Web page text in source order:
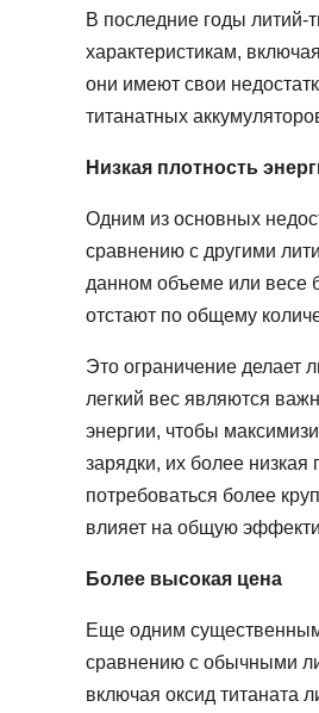
В последние годы
характеристикам,
они имеют свои
титанатных
Низкая плотность
Одним из основных
сравнению с другими
данном объеме или весе
отстают по общему
Это ограничение делает
легкий вес являются
энергии, чтобы
зарядки, их более
потребоваться более
влияет на общую
Более высокая цена
Еще одним существенным
сравнению с обычными
включая оксид титаната